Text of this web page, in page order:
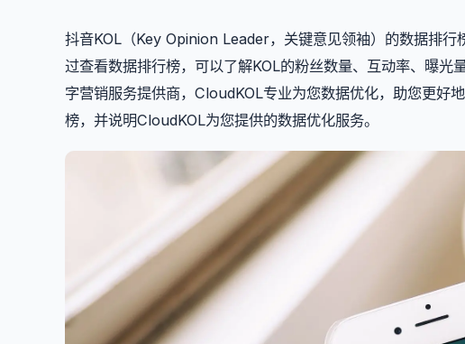
抖音KOL（Key Opinion Leader，关键意见领袖）的数据排
过查看数据排行榜，可以了解KOL的粉丝数量、互动率、曝
字营销服务提供商，CloudKOL专业为您数据优化，助您更好
榜，并说明CloudKOL为您提供的数据优化服务。